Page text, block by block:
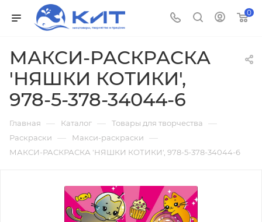
0
МАКСИ-РАСКРАСКА
'НЯШКИ КОТИКИ',
978-5-378-34044-6
Главная — Каталог — Товары для творчества —
Раскраски — Макси-раскраски —
МАКСИ-РАСКРАСКА 'НЯШКИ КОТИКИ', 978-5-378-34044-6